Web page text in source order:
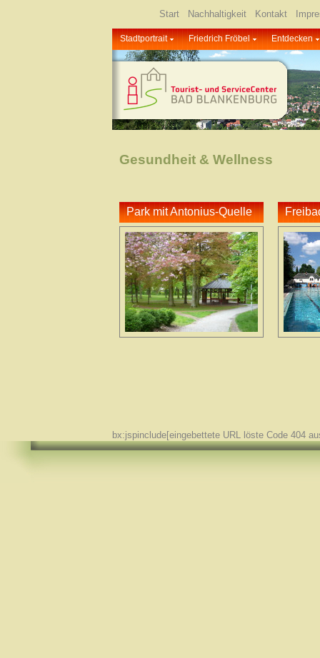
Start Nachhaltigkeit Kontakt
Stadtportrait Friedrich Fröbel Entdecken
Gesundheit & Wellness
Park mit Antonius-Quelle
bx:jspinclude[eingebettete URL löste Code 404